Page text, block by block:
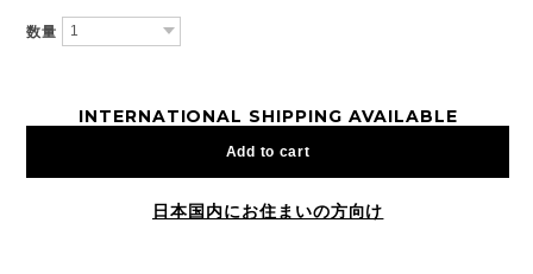
数量
INTERNATIONAL SHIPPING AVAILABLE
Add to cart
日本国内にお住まいの方向け